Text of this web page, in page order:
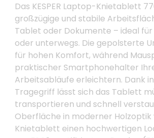
Das KESPER Laptop-Knietablett
großzügige und stabile
Tablet oder Dokumente – ideal für
oder unterwegs. Die gepolsterte
für hohen Komfort, während
praktischer Smartphonehalter
Arbeitsabläufe erleichtern. Dank
Tragegriff lässt sich das Tablett
transportieren und schnell
Oberfläche in moderner
Knietablett einen hochwertigen